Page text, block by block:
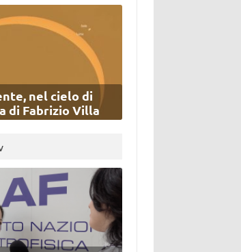
nel cielo di
di Fabrizio Villa